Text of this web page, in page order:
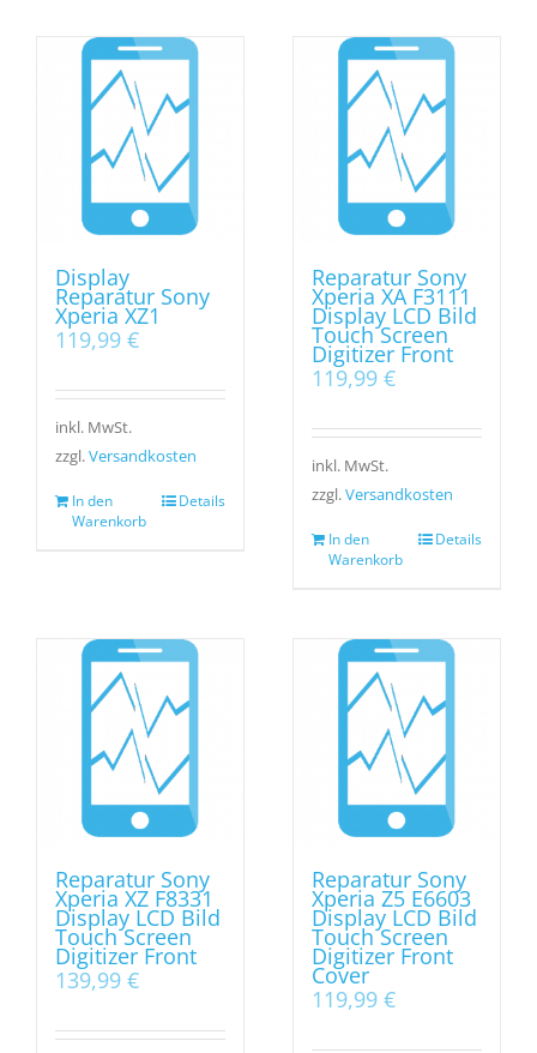
Display
Reparatur Sony
Xperia XZ1
119,99 €
inkl. MwSt.
zzgl.Versandkosten
In den
Warenkorb
Details
Reparatur Sony
Xperia XA F3111
Display LCD Bild
Touch Screen
Digitizer Front
119,99 €
inkl. MwSt.
zzgl.Versandkosten
In den
Warenkorb
Details
Reparatur Sony
Xperia XZ F8331
Display LCD Bild
Touch Screen
Digitizer Front
139,99 €
Reparatur Sony
Xperia Z5 E6603
Display LCD Bild
Touch Screen
Digitizer Front
Cover
119,99 €